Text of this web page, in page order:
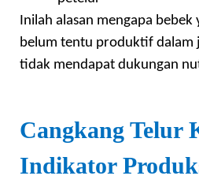
Inilah alasan mengapa
belum tentu produktif dalam
tidak mendapat dukungan
Cangkang Telur
Indikator